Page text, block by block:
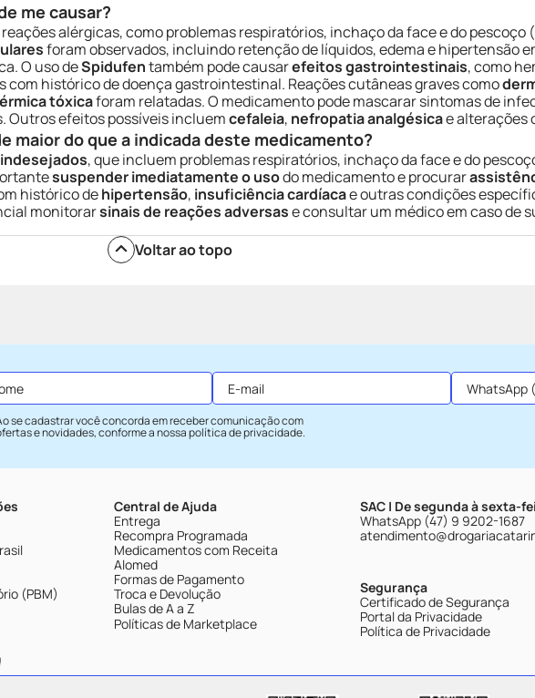
me causar?
alérgicas, como problemas respiratórios, inchaço da face e do pescoço
foram observados, incluindo retenção de líquidos, edema e hipertensão
O uso deSpidufentambém pode causarefeitos gastrointestinais, como
histórico de doença gastrointestinal. Reações cutâneas graves como
tóxicaforam relatadas. O medicamento pode mascarar sintomas de
Outros efeitos possíveis incluemcefaleia, nefropatia analgésicae alterações
maior do que a indicada deste medicamento?
, que incluem problemas respiratórios, inchaço da face e do
suspender imediatamente o usodo medicamento e procurar
histórico dehipertensão, insuficiência cardíacae outras condições
monitorarsinais de reações adversase consultar um médico em caso de
Voltar ao topo
se cadastrar você concorda em receber comunicação com
e novidades, conforme a nossapolítica de privacidade.
(PBM)
Central de Ajuda
Entrega
Recompra Programada
Medicamentos com Receita
Alomed
Formas de Pagamento
Troca e Devolução
Bulas de A a Z
Políticas de Marketplace
SAC | De segunda à sexta-
WhatsApp (47) 9 9202-1687
Segurança
Certificado de Segurança
Portal da Privacidade
Política de Privacidade